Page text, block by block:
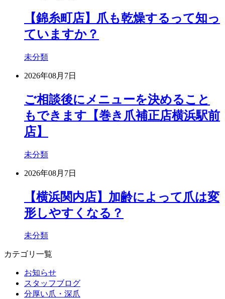
【錦糸町店】爪も乾燥するって知っ
ていますか？
未分類
2026年08月7日
ご相談後にメニューを決めること
もできます【巻き爪補正店横浜駅前
店】
未分類
2026年08月7日
【横浜関内店】加齢によって爪は変
形しやすくなる？
未分類
カテゴリ一覧
お知らせ
スタッフブログ
分厚い爪・深爪